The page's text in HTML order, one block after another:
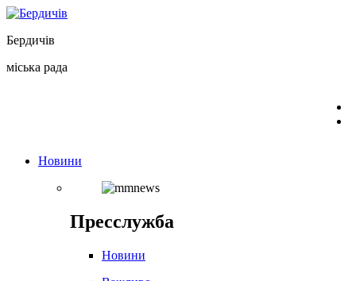
Перейти
вмісту
Бердичів
міська рада
Новини
Пресслужба
Новини